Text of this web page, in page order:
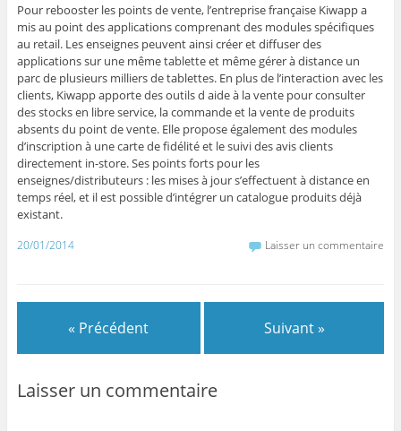
Pour rebooster les points de vente, l’entreprise française Kiwapp a
mis au point des applications comprenant des modules spécifiques
au retail. Les enseignes peuvent ainsi créer et diffuser des
applications sur une même tablette et même gérer à distance un
parc de plusieurs milliers de tablettes. En plus de l’interaction avec les
clients, Kiwapp apporte des outils d aide à la vente pour consulter
des stocks en libre service, la commande et la vente de produits
absents du point de vente. Elle propose également des modules
d’inscription à une carte de fidélité et le suivi des avis clients
directement in-store. Ses points forts pour les
enseignes/distributeurs : les mises à jour s’effectuent à distance en
temps réel, et il est possible d’intégrer un catalogue produits déjà
existant.
20/01/2014 Laisser un commentaire
« Précédent Suivant »
Laisser un commentaire